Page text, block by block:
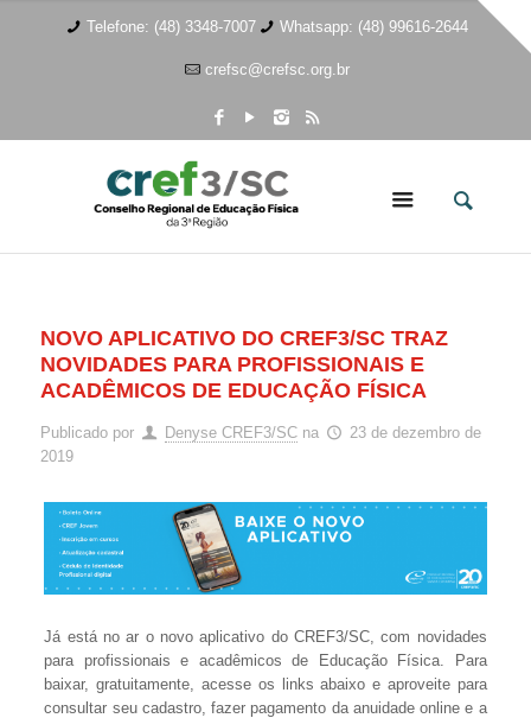
Telefone: (48) 3348-7007 Whatsapp: (48) 99616-2644
crefsc@crefsc.org.br
NOVO APLICATIVO DO CREF3/SC TRAZ
NOVIDADES PARA PROFISSIONAIS E
ACADÊMICOS DE EDUCAÇÃO FÍSICA
Publicado por Denyse CREF3/SC na
23 de dezembro de
2019
Já está no ar o novo aplicativo do CREF3/SC, com novidades
para profissionais e acadêmicos de Educação Física. Para
baixar, gratuitamente, acesse os links abaixo e aproveite para
consultar seu cadastro, fazer pagamento da anuidade online e a